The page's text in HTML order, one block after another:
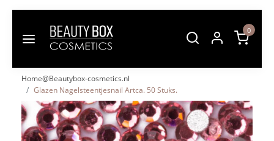
0
Home@Beautybox-cosmetics.nl
Glazen Nagelsteentjesnail Artca. 50 Stuks.